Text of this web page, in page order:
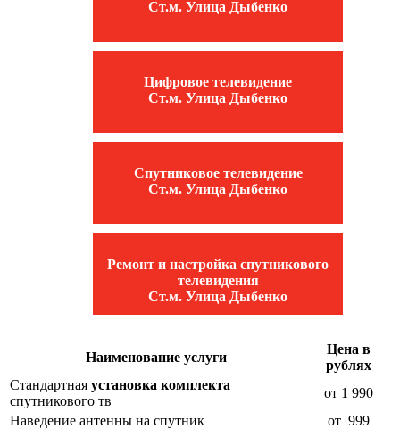
Ст.м. Улица Дыбенко
Цифровое телевидение
Ст.м. Улица Дыбенко
Спутниковое телевидение
Ст.м. Улица Дыбенко
Ремонт и настройка спутникового
телевидения
Ст.м. Улица Дыбенко
Наименование услуги
Цена в
рублях
Стандартная установка комплекта
спутникового тв
от 1 990
Наведение антенны на спутник
от 999